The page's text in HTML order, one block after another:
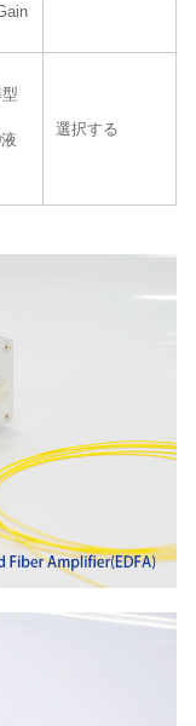
選択する